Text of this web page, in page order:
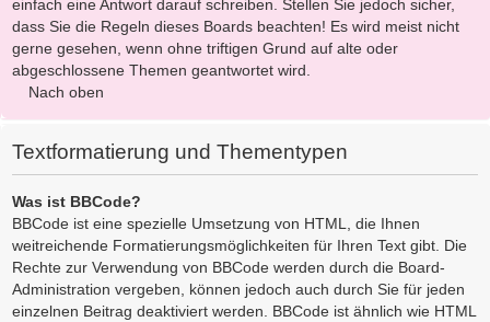
einfach eine Antwort darauf schreiben. Stellen Sie jedoch sicher,
dass Sie die Regeln dieses Boards beachten! Es wird meist nicht
gerne gesehen, wenn ohne triftigen Grund auf alte oder
abgeschlossene Themen geantwortet wird.
Nach oben
Textformatierung und Thementypen
Was ist BBCode?
BBCode ist eine spezielle Umsetzung von HTML, die Ihnen
weitreichende Formatierungsmöglichkeiten für Ihren Text gibt. Die
Rechte zur Verwendung von BBCode werden durch die Board-
Administration vergeben, können jedoch auch durch Sie für jeden
einzelnen Beitrag deaktiviert werden. BBCode ist ähnlich wie HTML